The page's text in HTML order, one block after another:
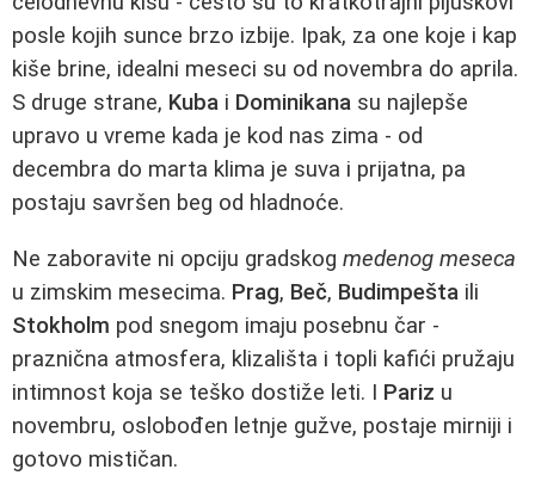
posle kojih sunce brzo izbije. Ipak, za one koje i kap
kiše brine, idealni meseci su od novembra do aprila.
S druge strane, Kuba i Dominikana su najlepše
upravo u vreme kada je kod nas zima - od
decembra do marta klima je suva i prijatna, pa
postaju savršen beg od hladnoće.
Ne zaboravite ni opciju gradskog medenog meseca
u zimskim mesecima. Prag, Beč, Budimpešta ili
Stokholm pod snegom imaju posebnu čar -
praznična atmosfera, klizališta i topli kafići pružaju
intimnost koja se teško dostiže leti. I Pariz u
novembru, oslobođen letnje gužve, postaje mirniji i
gotovo mističan.